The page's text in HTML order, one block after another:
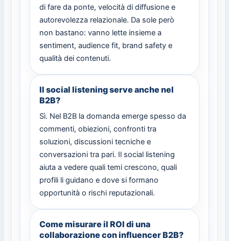
di fare da ponte, velocità di diffusione e
autorevolezza relazionale. Da sole però
non bastano: vanno lette insieme a
sentiment, audience fit, brand safety e
qualità dei contenuti.
Il social listening serve anche nel
B2B?
Sì. Nel B2B la domanda emerge spesso da
commenti, obiezioni, confronti tra
soluzioni, discussioni tecniche e
conversazioni tra pari. Il social listening
aiuta a vedere quali temi crescono, quali
profili li guidano e dove si formano
opportunità o rischi reputazionali.
Come misurare il ROI di una
collaborazione con influencer B2B?